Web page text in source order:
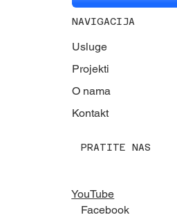
NAVIGACIJA
Usluge
Projekti
O nama
Kontakt
PRATITE NAS
Facebook
YouTube